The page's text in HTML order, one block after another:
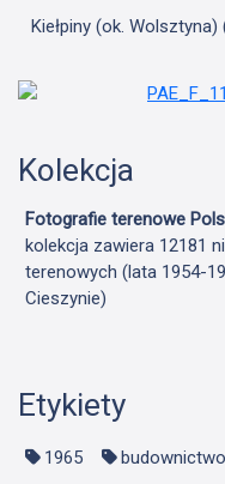
Kiełpiny (ok. Wolsztyna)
Kolekcja
Fotografie terenowe
kolekcja zawiera 12181
terenowych (lata 1954-
Cieszynie)
Etykiety
1965 budownictwo